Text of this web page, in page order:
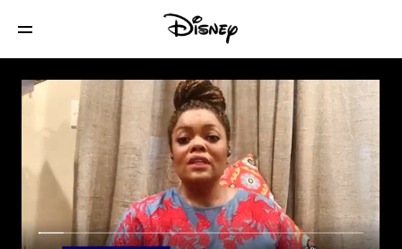
Storytime with Yvette Nicole Brown |
Disney